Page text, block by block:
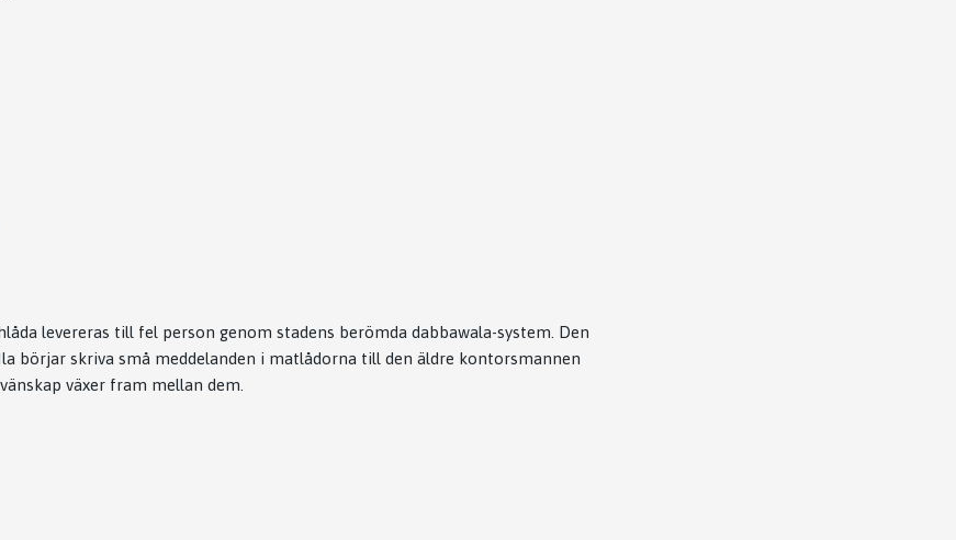
levereras till fel person genom stadens berömda dabbawala-system. Den
börjar skriva små meddelanden i matlådorna till den äldre kontorsmannen
växer fram mellan dem.